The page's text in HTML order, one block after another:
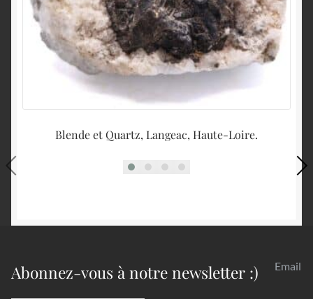
Blende et Quartz, Langeac, Haute-Loire.
Abonnez-vous à notre newsletter :) Email